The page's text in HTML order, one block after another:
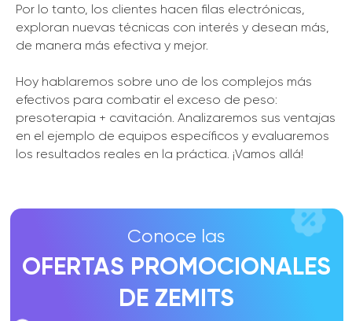
Por lo tanto, los clientes hacen filas electrónicas,
exploran nuevas técnicas con interés y desean más,
de manera más efectiva y mejor.
Hoy hablaremos sobre uno de los complejos más
efectivos para combatir el exceso de peso:
presoterapia + cavitación. Analizaremos sus ventajas
en el ejemplo de equipos específicos y evaluaremos
los resultados reales en la práctica. ¡Vamos allá!